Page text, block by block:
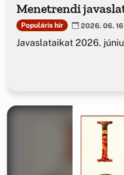
Menetrendi
Populáris hír 2026. 06.
Javaslataikat 2026.